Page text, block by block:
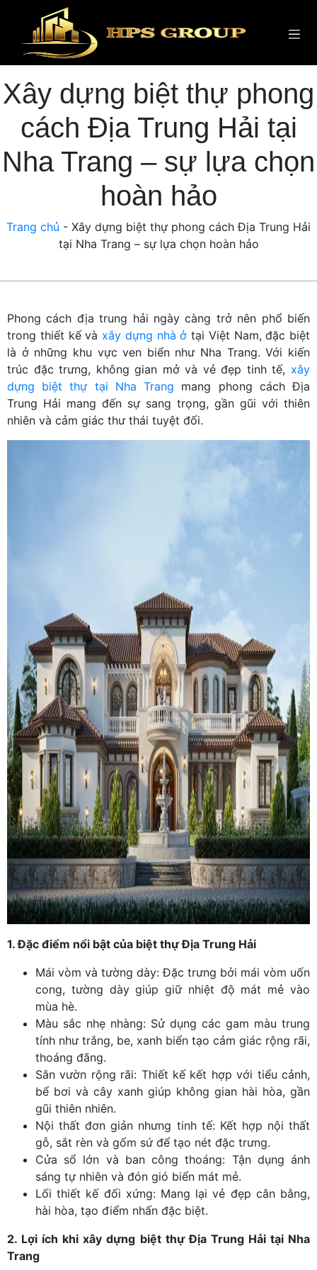
Xây dựng biệt thự phong
cách Địa Trung Hải tại
Nha Trang – sự lựa chọn
hoàn hảo
Trang chủ - Xây dựng biệt thự phong cách Địa Trung Hải
tại Nha Trang – sự lựa chọn hoàn hảo
Phong cách địa trung hải ngày càng trở nên phổ biến
trong thiết kế và xây dựng nhà ở tại Việt Nam, đặc biệt
là ở những khu vực ven biển như Nha Trang. Với kiến
trúc đặc trưng, không gian mở và vẻ đẹp tinh tế, xây
dựng biệt thự tại Nha Trang mang phong cách Địa
Trung Hải mang đến sự sang trọng, gần gũi với thiên
nhiên và cảm giác thư thái tuyệt đối.
1. Đặc điểm nổi bật của biệt thự Địa Trung Hải
Mái vòm và tường dày: Đặc trưng bởi mái vòm uốn
cong, tường dày giúp giữ nhiệt độ mát mẻ vào
mùa hè.
Màu sắc nhẹ nhàng: Sử dụng các gam màu trung
tính như trắng, be, xanh biển tạo cảm giác rộng rãi,
thoáng đãng.
Sân vườn rộng rãi: Thiết kế kết hợp với tiểu cảnh,
bể bơi và cây xanh giúp không gian hài hòa, gần
gũi thiên nhiên.
Nội thất đơn giản nhưng tinh tế: Kết hợp nội thất
gỗ, sắt rèn và gốm sứ để tạo nét đặc trưng.
Cửa sổ lớn và ban công thoáng: Tận dụng ánh
sáng tự nhiên và đón gió biển mát mẻ.
Lối thiết kế đối xứng: Mang lại vẻ đẹp cân bằng,
hài hòa, tạo điểm nhấn đặc biệt.
2. Lợi ích khi xây dựng biệt thự Địa Trung Hải tại Nha
Trang